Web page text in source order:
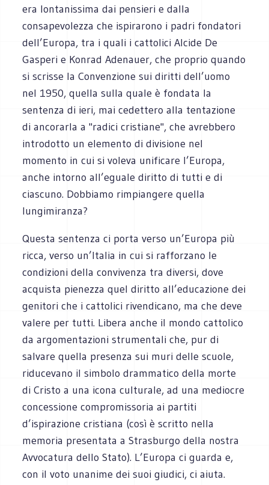
era lontanissima dai pensieri e dalla
consapevolezza che ispirarono i padri fondatori
dell’Europa, tra i quali i cattolici Alcide De
Gasperi e Konrad Adenauer, che proprio quando
si scrisse la Convenzione sui diritti dell’uomo
nel 1950, quella sulla quale è fondata la
sentenza di ieri, mai cedettero alla tentazione
di ancorarla a "radici cristiane", che avrebbero
introdotto un elemento di divisione nel
momento in cui si voleva unificare l’Europa,
anche intorno all’eguale diritto di tutti e di
ciascuno. Dobbiamo rimpiangere quella
lungimiranza?
Questa sentenza ci porta verso un’Europa più
ricca, verso un’Italia in cui si rafforzano le
condizioni della convivenza tra diversi, dove
acquista pienezza quel diritto all’educazione dei
genitori che i cattolici rivendicano, ma che deve
valere per tutti. Libera anche il mondo cattolico
da argomentazioni strumentali che, pur di
salvare quella presenza sui muri delle scuole,
riducevano il simbolo drammatico della morte
di Cristo a una icona culturale, ad una mediocre
concessione compromissoria ai partiti
d’ispirazione cristiana (così è scritto nella
memoria presentata a Strasburgo della nostra
Avvocatura dello Stato). L’Europa ci guarda e,
con il voto unanime dei suoi giudici, ci aiuta.